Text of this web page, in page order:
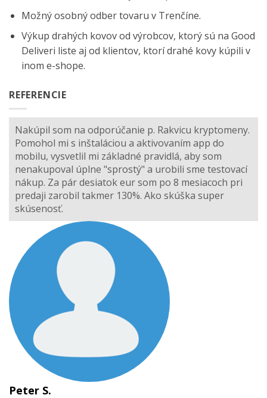
Možný osobný odber tovaru v Trenčíne.
Výkup drahých kovov od výrobcov, ktorý sú na Good
Deliveri liste aj od klientov, ktorí drahé kovy kúpili v
inom e-shope.
REFERENCIE
Nakúpil som na odporúčanie p. Rakvicu kryptomeny.
Pomohol mi s inštaláciou a aktivovaním app do
mobilu, vysvetlil mi základné pravidlá, aby som
nenakupoval úplne "sprostý" a urobili sme testovací
nákup. Za pár desiatok eur som po 8 mesiacoch pri
predaji zarobil takmer 130%. Ako skúška super
skúsenosť.
Peter S.